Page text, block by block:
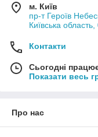
м. Київ
пр-т Героїв
Київська
Контакти
Сьогодні
Показати весь
Про нас